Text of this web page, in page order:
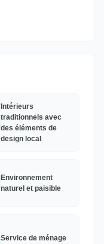
Intérieurs
traditionnels avec
des éléments de
design local
Environnement
naturel et paisible
Service de ménage